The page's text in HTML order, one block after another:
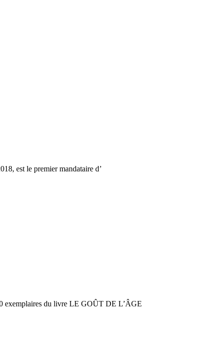
est le premier mandataire d’
exemplaires du livre LE GOÛT DE L’ÂGE